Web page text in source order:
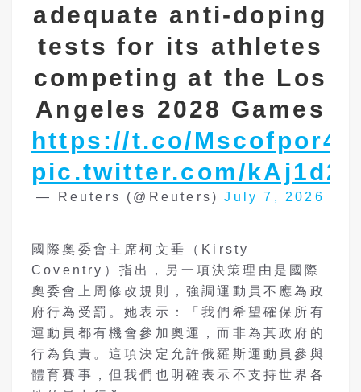
adequate anti-doping
tests for its athletes
competing at the Los
Angeles 2028 Games
https://t.co/Mscofpor40
pic.twitter.com/
— Reuters (@Reuters)July 7, 2026
國際奧委會主席柯文垂（Kirsty
Coventry）指出，另一項決策理由是國際
奧委會上周修改規則，強調運動員不應為政
府行為受罰。她表示：「我們希望確保所有
運動員都有機會參加奧運，而非為其政府的
行為負責。這項決定允許俄羅斯運動員參與
體育賽事，但我們也明確表示不支持世界各